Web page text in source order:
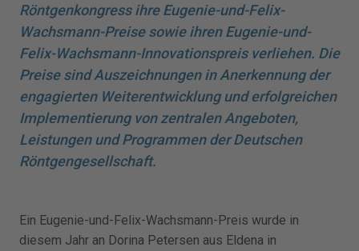
Röntgenkongress ihre Eugenie-und-Felix-
Wachsmann-Preise sowie ihren Eugenie-und-
Felix-Wachsmann-Innovationspreis verliehen. Die
Preise sind Auszeichnungen in Anerkennung der
engagierten Weiterentwicklung und erfolgreichen
Implementierung von zentralen Angeboten,
Leistungen und Programmen der Deutschen
Röntgengesellschaft.
Ein Eugenie-und-Felix-Wachsmann-Preis wurde in
diesem Jahr an Dorina Petersen aus Eldena in